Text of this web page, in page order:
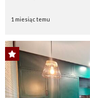
1 miesiąc temu